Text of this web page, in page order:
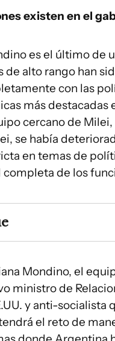
existen en el
es el último de
de alto rango han
con las
más
cercano de
se había
en temas de
completa de los
Mondino, el
ministro de
y anti-socialista
el reto de